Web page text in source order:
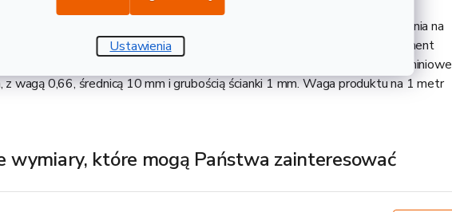
Ustawienia
rura ze stopu EN 6060, o twardości T66, produkowana metodą walcowania na
rur stalowych i gwarantowanie spawalna. Stanowi bardzo uniwersalny element
na przykład, w produkcji różnych konstrukcji, ram czy balustrad. Aluminiowe
z wagą 0,66, średnicą 10 mm i grubością ścianki 1 mm. Waga produktu na 1 metr
które mogą Państwa zainteresować